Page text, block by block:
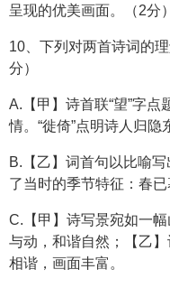
呈现的优美画面。（2分）
10、下列对两首诗词的
分）
A.【甲】诗首联“望”字
情。“徙倚”点明诗人归隐
B.【乙】词首句以比喻
了当时的季节特征：春已
C.【甲】诗写景宛如一
与动，和谐自然；【乙
相谐，画面丰富。